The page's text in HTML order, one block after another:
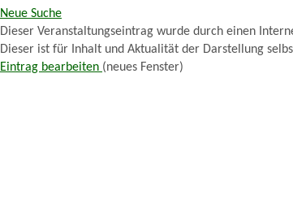
Neue Suche
Dieser Veranstaltungseintrag wurde durch einen
Dieser ist für Inhalt und Aktualität der Darstellung
Eintrag bearbeiten (neues Fenster)